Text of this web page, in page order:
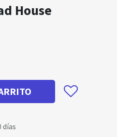
House
días